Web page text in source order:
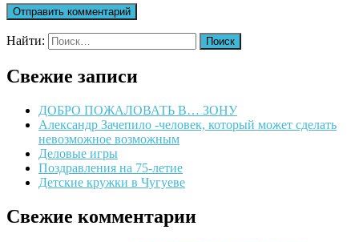
Найти:
Свежие записи
ДОБРО ПОЖАЛОВАТЬ В… ЗОНУ
Александр Зачепило -человек, который может сделать
невозможное возможным
Деловые игры
Поздравления на 75-летие
Детские кружки в Чугуеве
Свежие комментарии